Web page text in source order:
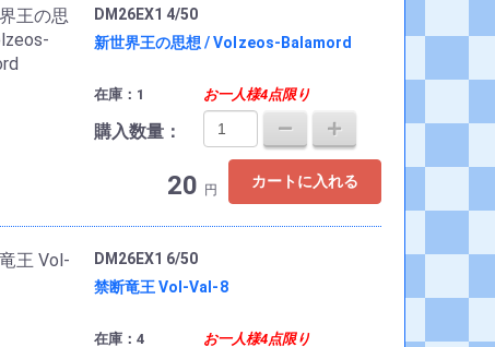
DM26EX1 4/50
新世界王の思想 / Volzeos-Balamord
在庫：1 お一人様4点限り
購入数量：
20 円 カートに入れる
DM26EX1 6/50
禁断竜王 Vol-Val-8
在庫：4 お一人様4点限り